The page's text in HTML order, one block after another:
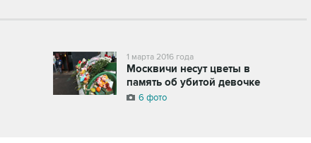
1 марта 2016 года
Москвичи несут цветы в
память об убитой девочке
6 фото